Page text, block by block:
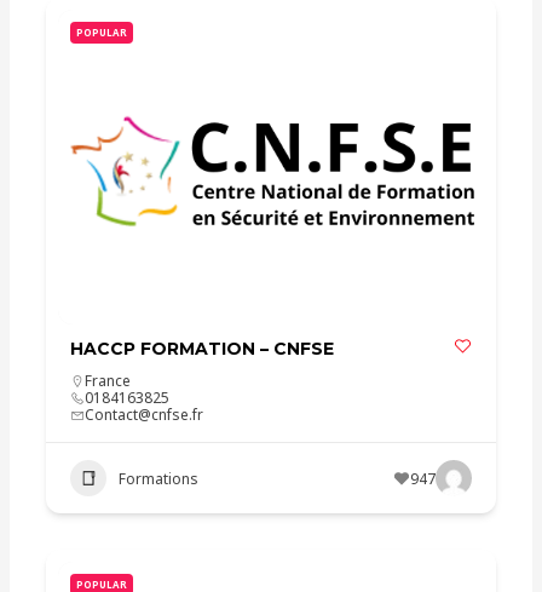
POPULAR
HACCP FORMATION – CNFSE
France
0184163825
Contact@cnfse.fr
Formations 947
POPULAR